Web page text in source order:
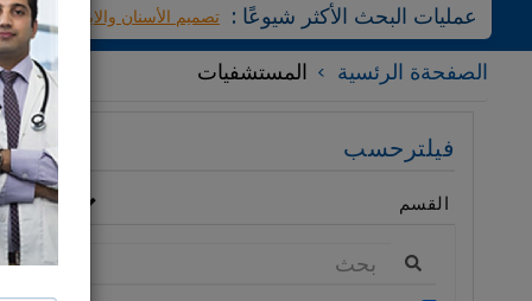
: عمليات البحث الأكثر شيوعًا تصميم الأسنان والابتسامة
الصفحةة الرئسية المستشفيات
فيلترحسب
القسم